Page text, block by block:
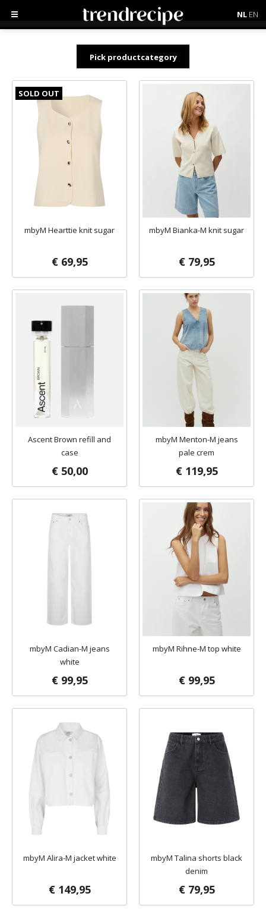
NL EN
Pick productcategory
SOLD OUT
mbyM Hearttie knit sugar
€ 69,95
mbyM Bianka-M knit sugar
€ 79,95
Ascent Brown refill and
case
€ 50,00
mbyM Menton-M jeans
pale crem
€ 119,95
mbyM Cadian-M jeans
white
€ 99,95
mbyM Rihne-M top white
€ 99,95
mbyM Alira-M jacket white
€ 149,95
mbyM Talina shorts black
denim
€ 79,95